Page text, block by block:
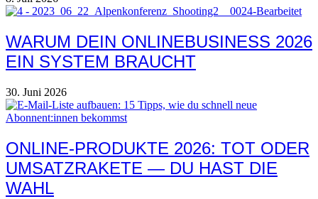
WARUM DEIN ONLINEBUSINESS 2026
EIN SYSTEM BRAUCHT
30. Juni 2026
ONLINE-PRODUKTE 2026: TOT ODER
UMSATZRAKETE — DU HAST DIE
WAHL